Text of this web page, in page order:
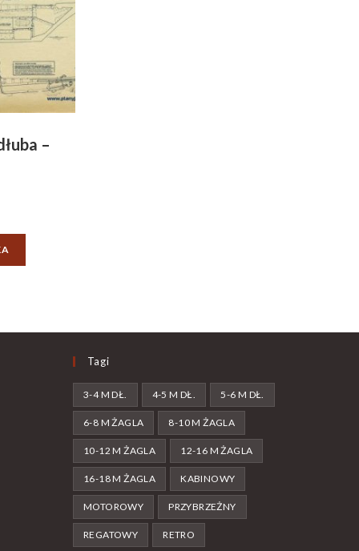
–
Tagi
3-4 M DŁ. 4-5 M DŁ. 5-6 M DŁ.
6-8 M ŻAGLA 8-10 M ŻAGLA
10-12 M ŻAGLA 12-16 M ŻAGLA
16-18 M ŻAGLA KABINOWY
MOTOROWY PRZYBRZEŻNY
REGATOWY RETRO